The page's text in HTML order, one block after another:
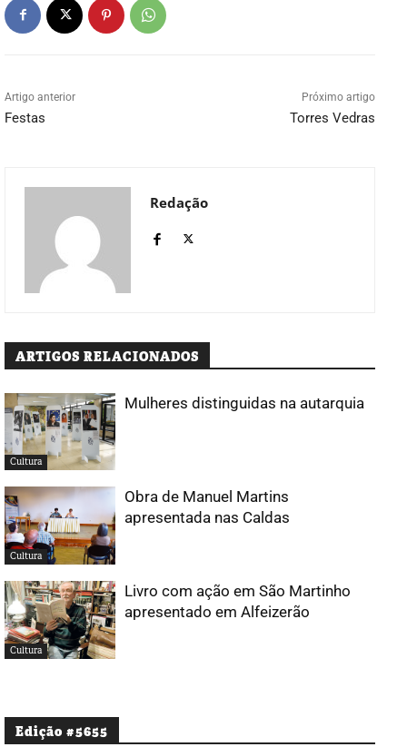
Artigo anterior
Festas
Próximo artigo
Torres Vedras
Redação
ARTIGOS RELACIONADOS
Cultura
Mulheres distinguidas na autarquia
Cultura
Obra de Manuel Martins
apresentada nas Caldas
Cultura
Livro com ação em São Martinho
apresentado em Alfeizerão
Edição #5655